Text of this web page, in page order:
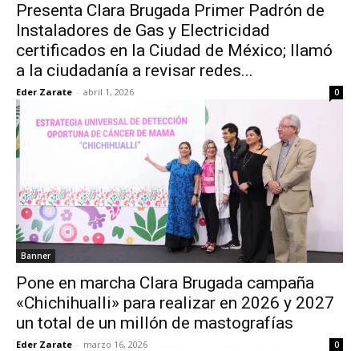
Presenta Clara Brugada Primer Padrón de
Instaladores de Gas y Electricidad
certificados en la Ciudad de México; llamó
a la ciudadanía a revisar redes...
Eder Zarate - abril 1, 2026 0
Banner
Pone en marcha Clara Brugada campaña
«Chichihualli» para realizar en 2026 y 2027
un total de un millón de mastografías
Eder Zarate - marzo 16, 2026 0